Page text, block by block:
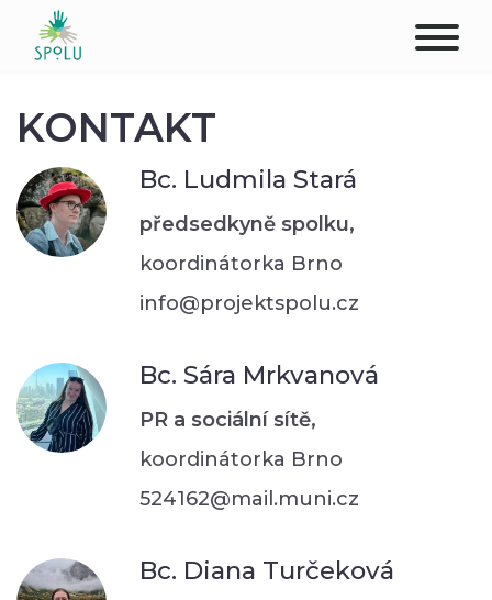
PODPOŘTE NÁS
PŮSOBIŠTĚ
PROFESIONÁLOVÉ
STUDENTI
KONTAKT
Bc. Ludmila Stará
předsedkyně spolku,
koordinátorka Brno
info@projektspolu.cz
Bc. Sára Mrkvanová
PR a sociální sítě,
koordinátorka Brno
524162@mail.muni.cz
Bc. Diana Turčeková